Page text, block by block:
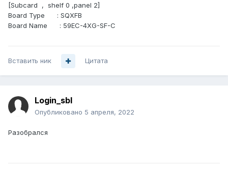
[Subcard , shelf 0 ,panel 2]
Board Type : SQXFB
Board Name : 59EC-4XG-SF-C
Вставить ник Цитата
Login_sbl
Опубликовано 5 апреля, 2022
Разобрался